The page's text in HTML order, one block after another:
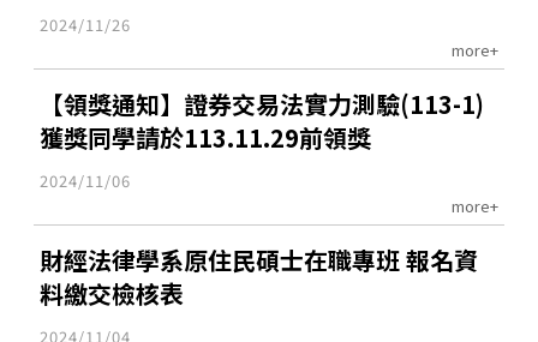
2024/11/26
more+
【領獎通知】證券交易法實力測驗(113-1)
獲獎同學請於113.11.29前領獎
2024/11/06
more+
財經法律學系原住民碩士在職專班 報名資
料繳交檢核表
2024/11/04